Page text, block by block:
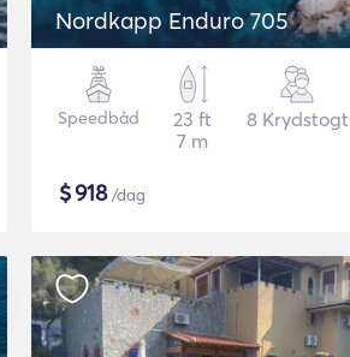
Nordkapp Enduro 705
Speedbåd
23 ft
7 m
8 Krydstogt
$918/dag